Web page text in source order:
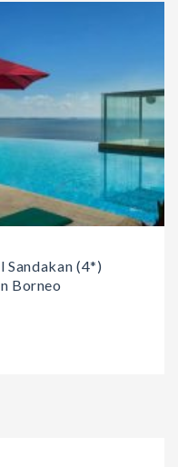
Sandakan (4*)
Borneo